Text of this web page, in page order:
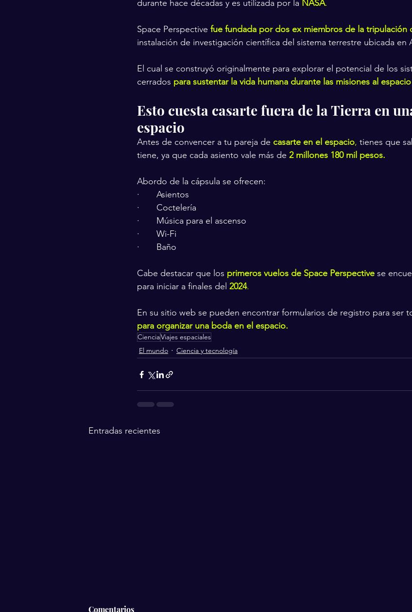
durante hace décadas y es utilizada por la NASA.
Space Perspective fue fundada por dos ex miembros de la tripulación
instalación de investigación científica del sistema terrestre ubicada en
El cual se construyó originalmente para explorar el potencial de los
cerrados para sustentar la vida humana durante las misiones al
Esto cuesta casarte fuera de la Tierra en
espacio
Antes de convencer a tu pareja de casarte en el espacio, tienes que
tiene, ya que cada asiento vale más de 2 millones 180 mil pesos.
Abordo de la cápsula se ofrecen:
·       Asientos
·       Coctelería
·       Música para el ascenso
·       Wi-Fi
·       Baño
Cabe destacar que los primeros vuelos de Space Perspective se
para iniciar a finales del 2024.
En su sitio web se pueden encontrar formularios de registro para ser
para organizar una boda en el espacio.
CienciaViajes espaciales
El mundo
Ciencia y tecnología
Entradas recientes
Comentarios